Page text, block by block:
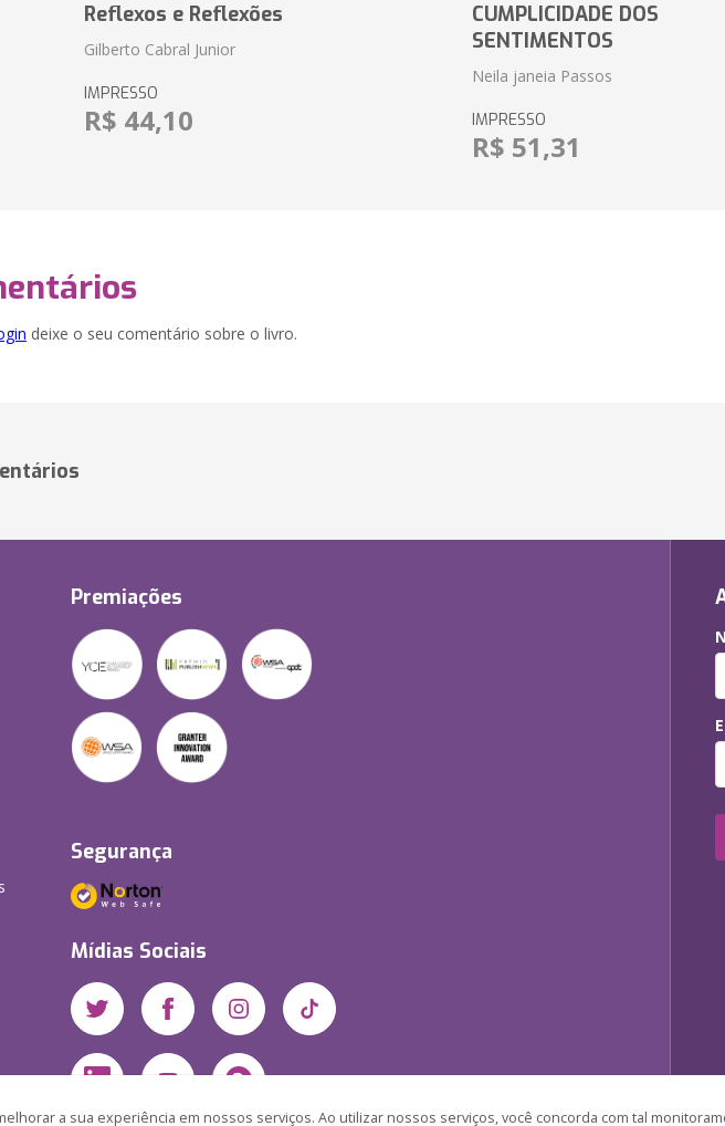
a sua experiência em nossos serviços. Ao utilizar nossos serviços, você concorda com tal
Reflexos e Reflexões
Gilberto Cabral Junior
IMPRESSO
R$ 44,10
CUMPLICIDADE DOS
SENTIMENTOS
Neila janeia Passos
IMPRESSO
R$ 51,31
deixe o seu comentário sobre o livro.
Premiações
Segurança
Mídias Sociais